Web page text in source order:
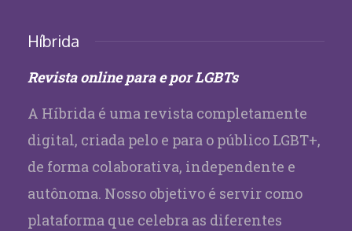
Híbrida
Revista online para e por LGBTs
A Híbrida é uma revista completamente
digital, criada pelo e para o público LGBT+,
de forma colaborativa, independente e
autônoma. Nosso objetivo é servir como
plataforma que celebra as diferentes